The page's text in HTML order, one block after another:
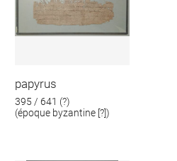
papyrus
395 / 641 (?)
(époque byzantine [?])